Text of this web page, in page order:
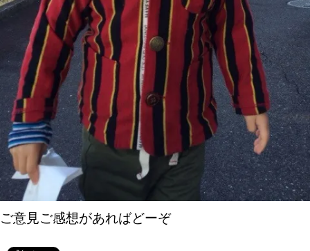
ご意見ご感想があればどーぞ